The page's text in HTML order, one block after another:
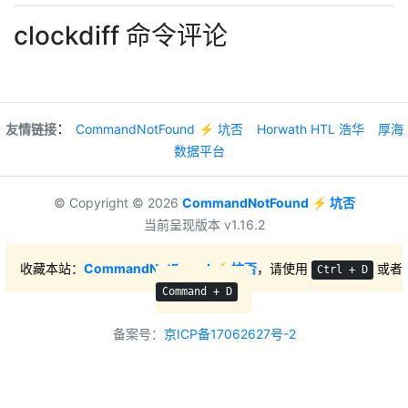
clockdiff 命令评论
友情链接： CommandNotFound ⚡️ 坑否 Horwath HTL 浩华
厚海
数据平台
© Copyright © 2026 CommandNotFound ⚡️ 坑否
当前呈现版本 v1.16.2
收藏本站： CommandNotFound ⚡️ 坑否，请使用 Ctrl + D 或者
Command + D
备案号： 京ICP备17062627号-2